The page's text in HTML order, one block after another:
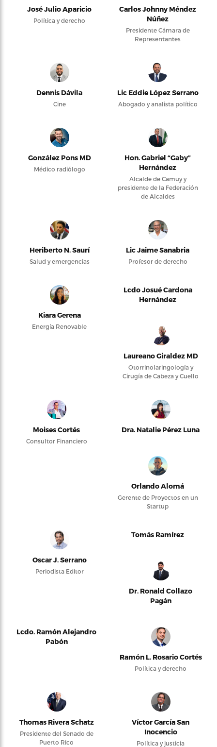
José Julio Aparicio
Política y derecho
Carlos Johnny Méndez
Núñez
Presidente Cámara de
Representantes
Dennis Dávila
Cine
Lic Eddie López Serrano
Abogado y analista político
González Pons MD
Médico radiólogo
Hon. Gabriel “Gaby”
Hernández
Alcalde de Camuy y
presidente de la Federación
de Alcaldes
Heriberto N. Saurí
Salud y emergencias
Lic Jaime Sanabria
Profesor de derecho
Kiara Gerena
Energía Renovable
Lcdo Josué Cardona
Hernández
Laureano Giraldez MD
Otorrinolaringología y
Cirugía de Cabeza y Cuello
Moises Cortés
Consultor Financiero
Dra. Natalie Pérez Luna
Orlando Alomá
Gerente de Proyectos en un
Startup
Oscar J. Serrano
Periodista Editor
Tomás Ramírez
Dr. Ronald Collazo
Pagán
Lcdo. Ramón Alejandro
Pabón
Ramón L. Rosario Cortés
Política y derecho
Thomas Rivera Schatz
Presidente del Senado de
Puerto Rico
Víctor García San
Inocencio
Política y justicia